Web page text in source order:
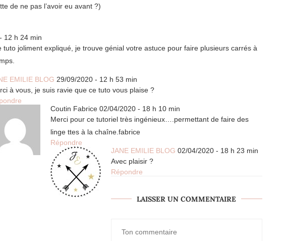
de ne pas l’avoir eu avant ?)
12 h 24 min
tuto joliment expliqué, je trouve génial votre astuce pour faire plusieurs carrés à
EMILIE BLOG 29/09/2020 - 12 h 53 min
à vous, je suis ravie que ce tuto vous plaise ?
Coutin Fabrice 02/04/2020 - 18 h 10 min
Merci pour ce tutoriel très ingénieux….permettant de faire des
linge ttes à la chaîne.fabrice
Répondre
JANE EMILIE BLOG 02/04/2020 - 18 h 23 min
Avec plaisir ?
Répondre
LAISSER UN COMMENTAIRE